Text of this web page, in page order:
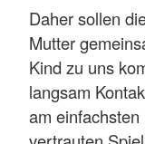
Daher sollen
Mutter
Kind zu uns
langsam
am